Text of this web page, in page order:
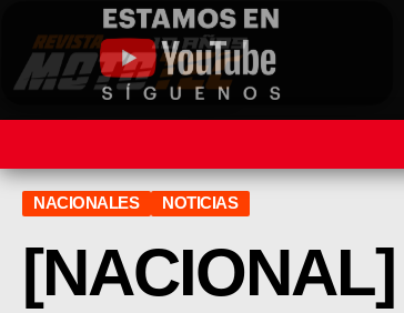
NACIONALES NOTICIAS